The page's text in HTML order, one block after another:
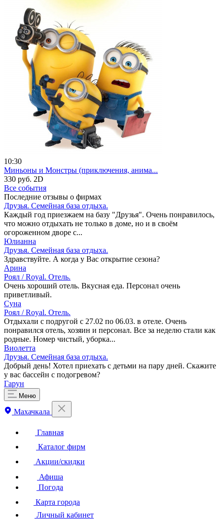
10:30
Миньоны и Монстры (приключения, анима...
330 руб. 2D
Все события
Последние отзывы о фирмах
Друзья. Семейная база отдыха.
Каждый год приезжаем на базу "Друзья". Очень понравилось,
что можно отдыхать не только в доме, но и в своём
огороженном дворе с...
Юлианна
Друзья. Семейная база отдыха.
Здравствуйте. А когда у Вас открытие сезона?
Арина
Роял / Royal. Отель.
Очень хороший отель. Вкусная еда. Персонал очень
приветливый.
Суна
Роял / Royal. Отель.
Отдыхали с подругой с 27.02 по 06.03. в отеле. Очень
понравился отель, хозяин и персонал. Все за неделю стали как
родные. Номер чистый, уборка...
Виолетта
Друзья. Семейная база отдыха.
Добрый день! Хотел приехать с детьми на пару дней. Скажите
у вас бассейн с подогревом?
Гарун
Меню
Махачкала
Главная
Каталог фирм
Акции/скидки
Афиша
Погода
Карта города
Личный кабинет